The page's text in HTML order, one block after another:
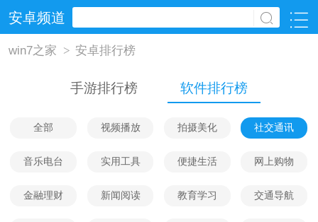
安卓频道
win7之家 > 安卓排行榜
手游排行榜 软件排行榜
全部 视频播放 拍摄美化 社交通讯
音乐电台 实用工具 便捷生活 网上购物
金融理财 新闻阅读 教育学习 交通导航